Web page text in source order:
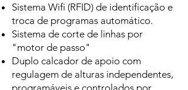
Sistema Wifi (RFID) de identificação e
troca de programas automático.
Sistema de corte de linhas por
"motor de passo"
Duplo calcador de apoio com
regulagem de alturas independentes,
programáveis e controlados por